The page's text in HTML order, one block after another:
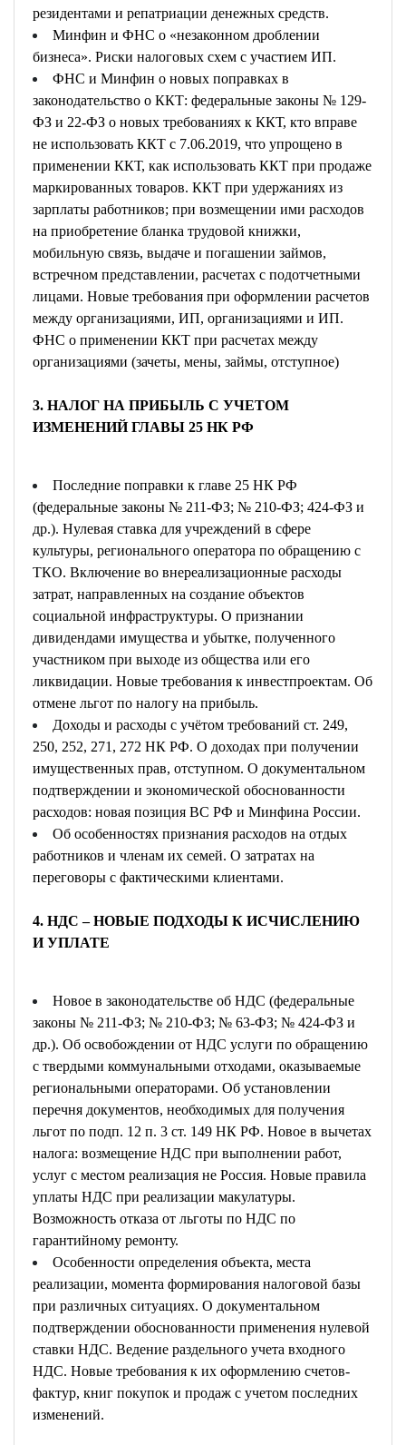
резидентами и репатриации денежных средств.
Минфин и ФНС о «незаконном дроблении
бизнеса». Риски налоговых схем с участием ИП.
ФНС и Минфин о новых поправках в
законодательство о ККТ: федеральные законы № 129-
ФЗ и 22-ФЗ о новых требованиях к ККТ, кто вправе
не использовать ККТ с 7.06.2019, что упрощено в
применении ККТ, как использовать ККТ при продаже
маркированных товаров. ККТ при удержаниях из
зарплаты работников; при возмещении ими расходов
на приобретение бланка трудовой книжки,
мобильную связь, выдаче и погашении займов,
встречном представлении, расчетах с подотчетными
лицами. Новые требования при оформлении расчетов
между организациями, ИП, организациями и ИП.
ФНС о применении ККТ при расчетах между
организациями (зачеты, мены, займы, отступное)
3. НАЛОГ НА ПРИБЫЛЬ С УЧЕТОМ
ИЗМЕНЕНИЙ ГЛАВЫ 25 НК РФ
Последние поправки к главе 25 НК РФ
(федеральные законы № 211-ФЗ; № 210-ФЗ; 424-ФЗ и
др.). Нулевая ставка для учреждений в сфере
культуры, регионального оператора по обращению с
ТКО. Включение во внереализационные расходы
затрат, направленных на создание объектов
социальной инфраструктуры. О признании
дивидендами имущества и убытке, полученного
участником при выходе из общества или его
ликвидации. Новые требования к инвестпроектам. Об
отмене льгот по налогу на прибыль.
Доходы и расходы с учётом требований ст. 249,
250, 252, 271, 272 НК РФ. О доходах при получении
имущественных прав, отступном. О документальном
подтверждении и экономической обоснованности
расходов: новая позиция ВС РФ и Минфина России.
Об особенностях признания расходов на отдых
работников и членам их семей. О затратах на
переговоры с фактическими клиентами.
4. НДС – НОВЫЕ ПОДХОДЫ К ИСЧИСЛЕНИЮ
И УПЛАТЕ
Новое в законодательстве об НДС (федеральные
законы № 211-ФЗ; № 210-ФЗ; № 63-ФЗ; № 424-ФЗ и
др.). Об освобождении от НДС услуги по обращению
с твердыми коммунальными отходами, оказываемые
региональными операторами. Об установлении
перечня документов, необходимых для получения
льгот по подп. 12 п. 3 ст. 149 НК РФ. Новое в вычетах
налога: возмещение НДС при выполнении работ,
услуг с местом реализация не Россия. Новые правила
уплаты НДС при реализации макулатуры.
Возможность отказа от льготы по НДС по
гарантийному ремонту.
Особенности определения объекта, места
реализации, момента формирования налоговой базы
при различных ситуациях. О документальном
подтверждении обоснованности применения нулевой
ставки НДС. Ведение раздельного учета входного
НДС. Новые требования к их оформлению счетов-
фактур, книг покупок и продаж с учетом последних
изменений.